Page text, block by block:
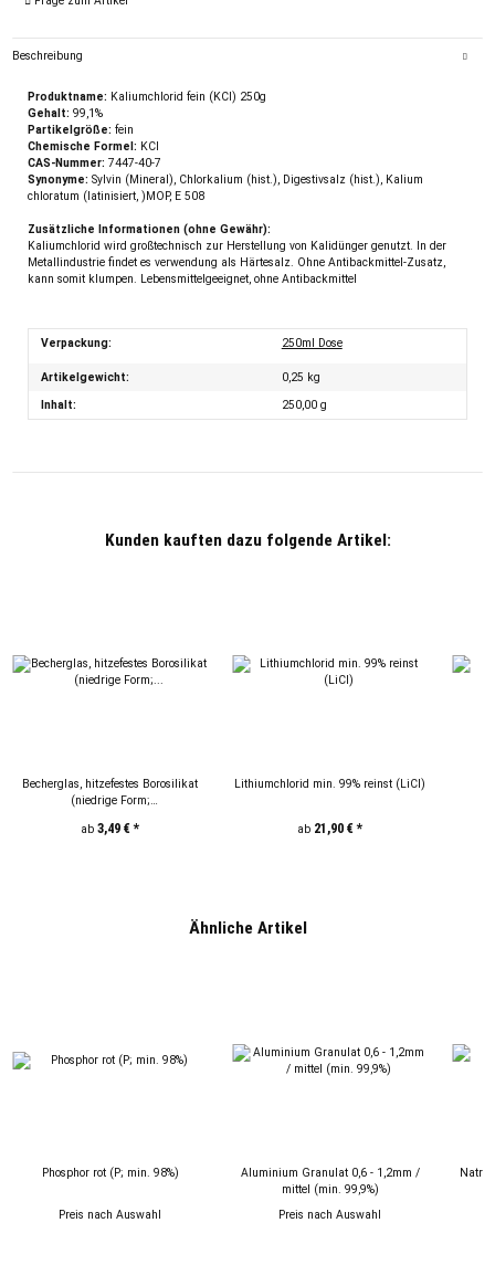
Beschreibung
Produktname: Kaliumchlorid fein (KCl) 250g
Gehalt: 99,1%
Partikelgröße: fein
Chemische Formel: KCl
CAS-Nummer: 7447-40-7
Synonyme: Sylvin (Mineral), Chlorkalium (hist.), Digestivsalz (hist.), Kalium
chloratum (latinisiert, )MOP, E 508
Zusätzliche Informationen (ohne Gewähr):
Kaliumchlorid wird großtechnisch zur Herstellung von Kalidünger genutzt. In der
Metallindustrie findet es verwendung als Härtesalz. Ohne Antibackmittel-Zusatz,
kann somit klumpen. Lebensmittelgeeignet, ohne Antibackmittel
Verpackung: 250ml Dose
Artikelgewicht: 0,25 kg
Inhalt:
250,00 g
Kunden kauften dazu folgende Artikel:
Becherglas, hitzefestes Borosilikat
(niedrige Form;
ab 3,49 €*
Lithiumchlorid min. 99% reinst (LiCl)
ab 21,90 €*
Ähnliche Artikel
Phosphor rot (P; min. 98%)
Preis nach Auswahl
Aluminium Granulat 0,6 - 1,2mm /
mittel (min. 99,9%)
Preis nach Auswahl